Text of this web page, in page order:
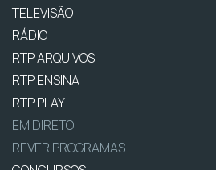
TELEVISÃO
RÁDIO
RTP ARQUIVOS
RTP ENSINA
RTP PLAY
EM DIRETO
REVER PROGRAMAS